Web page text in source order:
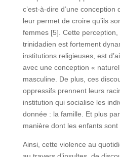
c’est-à-dire d’une
leur permet de croire qu’ils
femmes [5]. Cette
trinidadien est fortement
institutions religieuses, est
avec une conception «
masculine. De plus, ces
oppressifs prennent leurs
institution qui socialise les
donnée : la famille. Et plus
manière dont les enfants sont
Ainsi, cette violence au